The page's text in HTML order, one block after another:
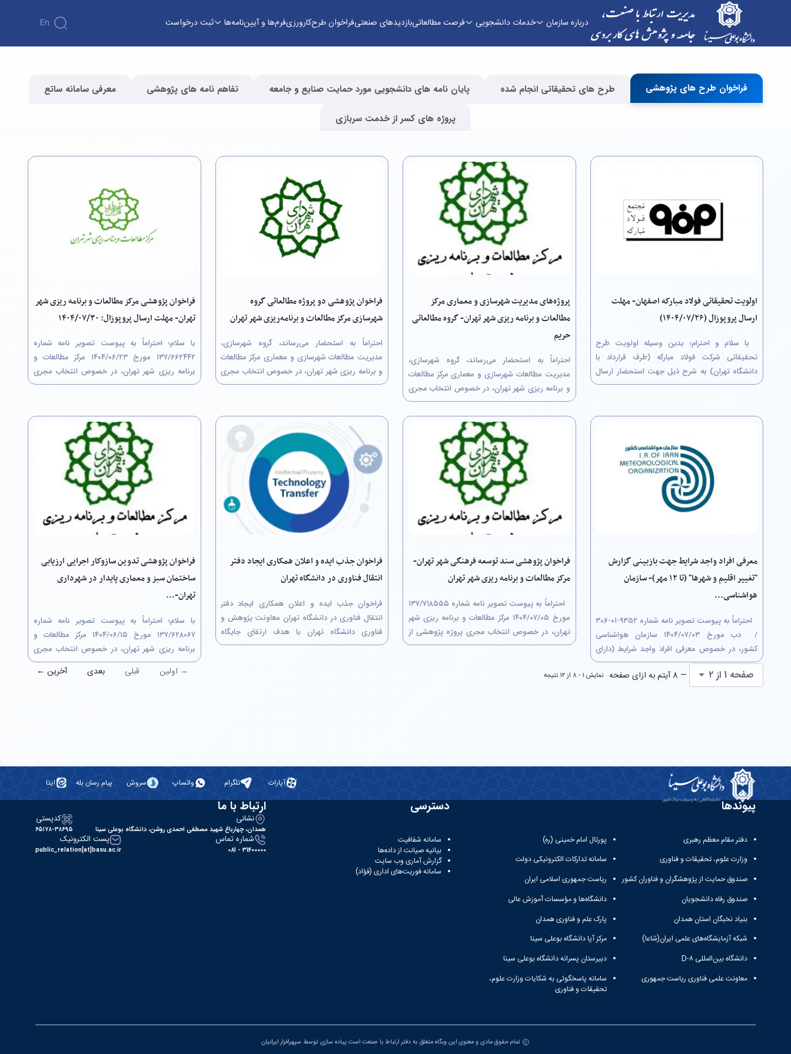
درباره سازمان خدمات دانشجویی فرصت مطالعاتیبازدیدهای صنعتیفراخوان طرحکارورزیفرم‌ها و آیین‌نامه‌ها ثبت درخواست En
فراخوان طرح های پژوهشی طرح های تحقیقاتی انجام شده پایان نامه های دانشجویی مورد حمایت صنایع و جامعه تفاهم نامه های پژوهشی معرفی سامانه ساتع
پروژه های کسر از خدمت سربازی
اولویت تحقیقاتی فولاد مبارکه اصفهان- مهلت
ارسال پروپوزال (۱۴۰۴/۰۷/۲۶)
با سلام و احترام؛ بدین وسیله اولویت طرح
تحقیقاتی شرکت فولاد مبارکه (طرف قرارداد با
دانشگاه تهران) به شرح ذیل جهت استحضار ارسال
می‌گردد. خواهشمند است دستور فرمائید پس از
در سامانه جامع مدیریت اطلاعات پژوهشی شرکت
پروژه‌های مدیریت شهرسازی و معماری مرکز
مطالعات و برنامه ریزی شهر تهران- گروه مطالعاتی
حریم
احتراماً به استحضار می‌رساند، گروه شهرسازی،
مدیریت مطالعات شهرسازی و معماری مرکز مطالعات
و برنامه ریزی شهر تهران، در خصوص انتخاب مجری
پروژه پژوهشی از طریق کمیسیون معاملات (به
صورت دومرحله‌ای، مرحلۀ نخست: ارسال بخش فنی
پیشنهاد پژوهشی توسط مجریان متقاضی و مرحلۀ
دوم: ارسال برآورد...
فراخوان پژوهشی دو پروژه‌ مطالعاتی گروه
شهرسازی مرکز مطالعات و برنامه‌ریزی شهر تهران
احتراماً به استحضار می‌رساند، گروه شهرسازی،
مدیریت مطالعات شهرسازی و معماری مرکز مطالعات
و برنامه ریزی شهر تهران، در خصوص انتخاب مجری
پروژه پژوهشی از طریق کمیسیون معاملات (به
پیشنهاد پژوهشی توسط مجریان متقاضی و مرحلۀ
دوم: ارسال برآورد...
فراخوان پژوهشی مرکز مطالعات و برنامه ریزی شهر
تهران- مهلت ارسال پروپوزال: ۱۴۰۴/۰۷/۳۰
با سلام؛ احتراماً به پیوست تصویر نامه شماره
۶۶۲۴۴۲/‏۱۳۷ مورخ ۲۳/‏۰۶/‏۱۴۰۴‬ مرکز مطالعات و
برنامه ریزی شهر تهران، در خصوص انتخاب مجری
پروژه پژوهشی از طریق کمیسیون معاملات با
شهر تهران برای مصارف حوزه عملکردی...
معرفی افراد واجد شرایط جهت بازبینی گزارش
"تغییر اقلیم و شهرها" (تا ۱۲ مهر)- سازمان
هواشناسی...
احتراماً به پیوست تصویر نامه شماره ۹۳۵۲-۰۱-۳۰۶
/ ‏ دب مورخ ۰۳/‏۰۷/‏۱۴۰۴‬ سازمان هواشناسی
کشور، در خصوص معرفی افراد واجد شرایط (دارای
سوابق تحقیقاتی مرتبط با موضوع) به منظور
بررسی کارشناسی پیش نویس گزارش " تغییر اقلیم و
شهرها" حداکثر تا تاریخ ۱۲/‏۰۷/‏۱۴۰۴‬ مطابق با...
فراخوان پژوهشی سند توسعه فرهنگی شهر تهران-
مرکز مطالعات و برنامه ریزی شهر تهران
احتراماً به پیوست تصویر نامه شماره ۷۱۸۵۵۵/‏۱۳۷
مورخ ۰۵/‏۰۷/‏۱۴۰۴‬ مرکز مطالعات و برنامه ریزی شهر
تهران، در خصوص انتخاب مجری پروژه پژوهشی از
طریق کمیسیون معاملات با عنوان"سند توسعه
لذا متقاضیان واجد شرایط حداکثر تا پایان وقت...
فراخوان جذب ایده و اعلان همکاری ایجاد دفتر
انتقال فناوری در دانشگاه تهران
فراخوان جذب ایده و اعلان همکاری ایجاد دفتر
انتقال فناوری در دانشگاه تهران معاونت پژوهش و
فناوری دانشگاه تهران با هدف ارتقای جایگاه
دانشگاه در زنجیره نوآوری و تبدیل دستاوردهای
فراخوان پژوهشی تدوین سازوکار اجرایی ارزیابی
ساختمان سبز و معماری پایدار در شهرداری
تهران-...
با سلام؛ احتراماً به پیوست تصویر نامه شماره
۶۲۸۰۶۷/‏۱۳۷ مورخ ۱۵/‏۰۶/‏۱۴۰۴‬ مرکز مطالعات و
برنامه ریزی شهر تهران، در خصوص انتخاب مجری
پروژه پژوهشی از طریق کمیسیون معاملات با
عنوان"تدوین سازوکار اجرایی ارزیابی ساختمان سبز و
صفحه 1 از ۲ — 8 آیتم به ازای صفحه نمایش ۱ - ۸ از ۱۲ نتیجه → اولین قبلی بعدی آخرین ←
آپارات تلگرام واتساپ سروش پیام رسان بله ایتا
پیوندها
دفتر مقام معظم رهبری
وزارت علوم، تحقیقات و فناوری
صندوق حمایت از پژوهشگران و فناوران کشور
صندوق رفاه دانشجویان
بنیاد نخبگان استان همدان
شبکه آزمایشگاه‌های علمی ایران(شاعا)
دانشگاه بین‌المللی D-۸
معاونت علمی فناوری ریاست جمهوری
پورتال امام خمینی (ره)
سامانه تدارکات الکترونیکی دولت
ریاست جمهوری اسلامی ایران
دانشگاه‌ها و مؤسسات آموزش عالی
پارک علم و فناوری همدان
مرکز آپا دانشگاه بوعلی سینا
دبیرستان پسرانه دانشگاه بوعلی سینا
سامانه پاسخگوئی به شکایات وزارت علوم،
تحقیقات و فناوری
دسترسی
سامانه شفافیت
بیانیه صیانت از داده‌ها
گزارش آماری وب‌ سایت
سامانه فوریت‌های اداری (فؤاد)
ارتباط با ما
نشانی
همدان، چهارباغ شهید مصطفی احمدی روشن، دانشگاه بوعلی سینا
کدپستی
۶۵۱۷۸-۳۸۶۹۵
شماره تماس
31400000 - 081
پست الکترونیک
public_relation[at]basu.ac.ir
تمام حقوق مادی و معنوی این وبگاه متعلق به دفتر ارتباط با صنعت است.پیاده سازی توسط سپهرافزار ایرانیان